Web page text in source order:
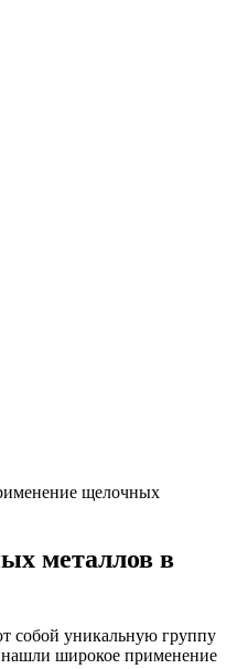
щелочных
металлов в
собой уникальную группу
широкое применение